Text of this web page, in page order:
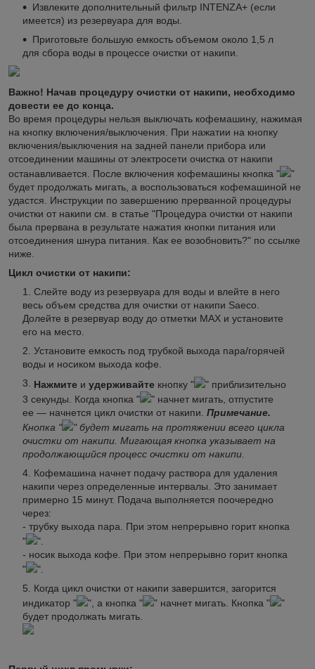
Извлеките дополнительный фильтр INTENZA+ (если
имеется) из резервуара для воды.
Приготовьте большую емкость объемом около 1,5 л
для сбора воды в процессе очистки от накипи.
Важно! Начав процедуру очистки от накипи, необходимо
довести ее до конца.
Во время процедуры нельзя выключать кофемашину, нажимая
на кнопку включения/выключения. При нажатии на кнопку
включения/выключения на задней панели прибора или
отсоединении машины от электросети очистка от накипи
останавливается. После включения кофемашины кнопка "
"
будет продолжать мигать, а воспользоваться кофемашиной не
удастся. Инструкции по завершению прерванной процедуры
очистки от накипи см. в статье "Процедура очистки от накипи
была прервана в результате нажатия кнопки питания или
отсоединения шнура питания. Как ее возобновить?" по ссылке
ниже.
Цикл очистки от накипи:
Слейте воду из резервуара для воды и влейте в него
весь объем средства для очистки от накипи Saeco.
Долейте в резервуар воду до отметки MAX и установите
его на место.
Установите емкость под трубкой выхода пара/горячей
воды и носиком выхода кофе.
Нажмите и удерживайте кнопку "
" приблизительно
3 секунды. Когда кнопка "
" начнет мигать, отпустите
ее — начнется цикл очистки от накипи. Примечание.
Кнопка "
" будет мигать на протяжении всего цикла
очистки от накипи. Мигающая кнопка указывает на
продолжающийся процесс очистки от накипи.
Кофемашина начнет подачу раствора для удаления
накипи через определенные интервалы. Это занимает
примерно 15 минут. Подача выполняется поочередно
через:
- трубку выхода пара. При этом непрерывно горит кнопка
"
".
- носик выхода кофе. При этом непрерывно горит кнопка
"
".
Когда цикл очистки от накипи завершится, загорится
индикатор "
", а кнопка " " начнет мигать. Кнопка "
"
будет продолжать мигать.